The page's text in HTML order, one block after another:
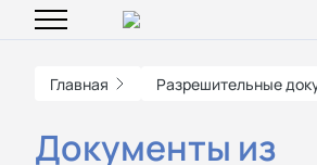
Главная Разрешительные
Документы из